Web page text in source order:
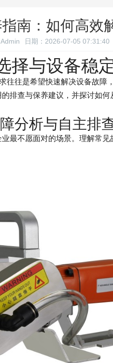
南：如何高效
日期：2026-07-05 07:31:40
择与设备稳
往往是希望快速解决设备故
排查与保养建议，并探讨如
分析与自主排
最不愿面对的场景。理解常